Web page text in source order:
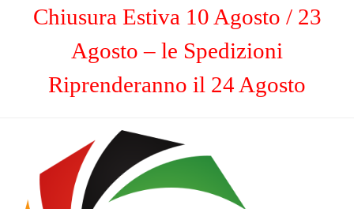
Chiusura Estiva 10 Agosto / 23
Agosto – le Spedizioni
Riprenderanno il 24 Agosto